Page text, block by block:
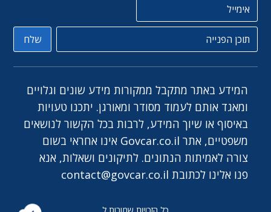
שלח
המידע באתר מתקבל ממקורות מידע שונים וגלויים
ומאגד אותם לעמוד מסודר ומאורגן. יתכנו טעויות
באיסוף או שיוך המידע, לרבות בכל הקשור לנושאים
משפטיים, אתר Govcar.co.il אינו אחראי בשום
צורה לאמיתות הנתונים. לתיקונים ושאלות, אנא
פנו אלינו לכתובת contact@govcar.co.il